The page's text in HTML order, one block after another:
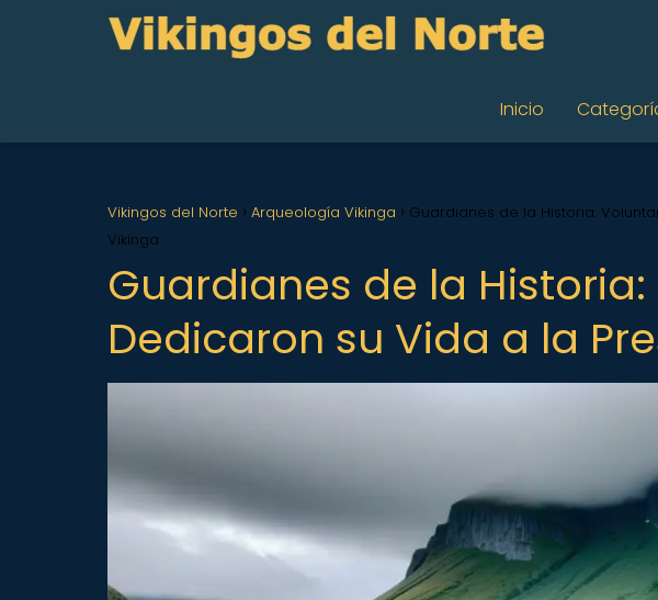
Inicio
Vikingos del Norte Arqueología Vikinga
Guardianes de la Historia:
Vikinga
Guardianes de la
Dedicaron su Vida a la